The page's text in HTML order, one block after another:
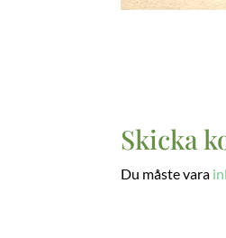
Skicka
Du måste vara